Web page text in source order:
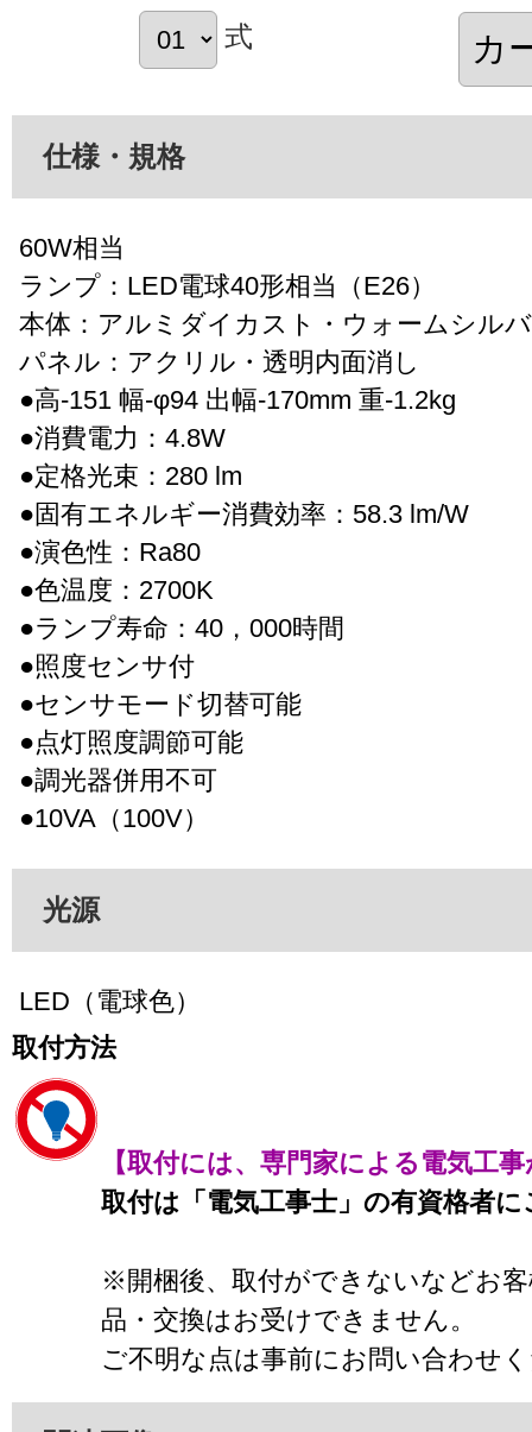
式
仕様・規格
60W相当
ランプ：LED電球40形相当（E26）
本体：アルミダイカスト・ウォームシル
パネル：アクリル・透明内面消し
●高-151 幅-φ94 出幅-170mm 重-1.2kg
●消費電力：4.8W
●定格光束：280 lm
●固有エネルギー消費効率：58.3 lm/W
●演色性：Ra80
●色温度：2700K
●ランプ寿命：40，000時間
●照度センサ付
●センサモード切替可能
●点灯照度調節可能
●調光器併用不可
●10VA（100V）
光源
LED（電球色）
取付方法
【取付には、専門家による電気工
取付は「電気工事士」の有資格者
※開梱後、取付ができないなどお
品・交換はお受けできません。
ご不明な点は事前にお問い合わせ